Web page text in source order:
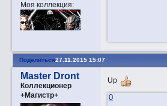
Моя коллекция:
Поделиться27.11.2015 15:07
Master Dront
Коллекционер
+Магистр+
Up
0